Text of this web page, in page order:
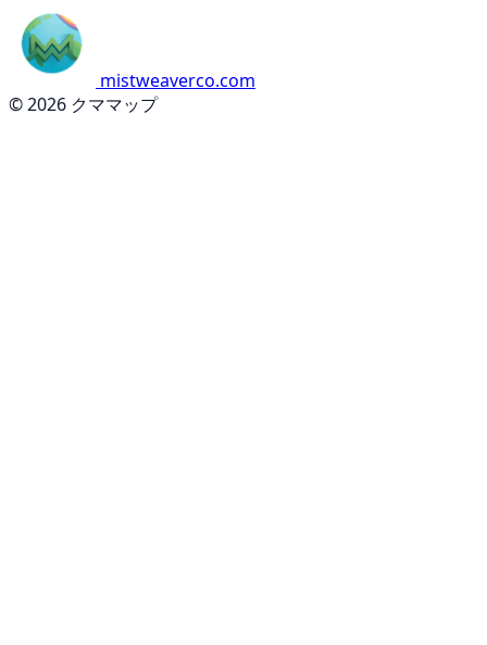
mistweaverco.com
© 2026 クママップ